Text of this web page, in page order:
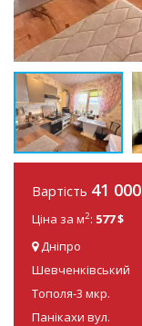
Вартість 41 000
Ціна за м2: 577 $
Дніпро
Шевченківський
Тополя-3 мкр.
Панікахи вул.